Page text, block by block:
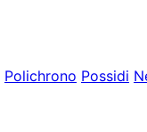
Polichrono Possidi